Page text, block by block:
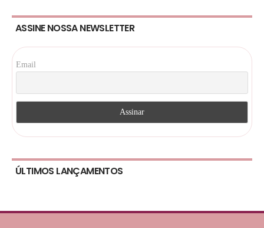
ASSINE NOSSA NEWSLETTER
Email
ÚLTIMOS LANÇAMENTOS